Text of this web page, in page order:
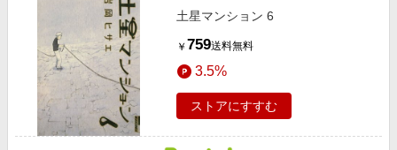
土星マンション 6
￥ 759送料無料
3.5%
ストアにすすむ